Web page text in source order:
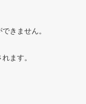
きません。
ます。